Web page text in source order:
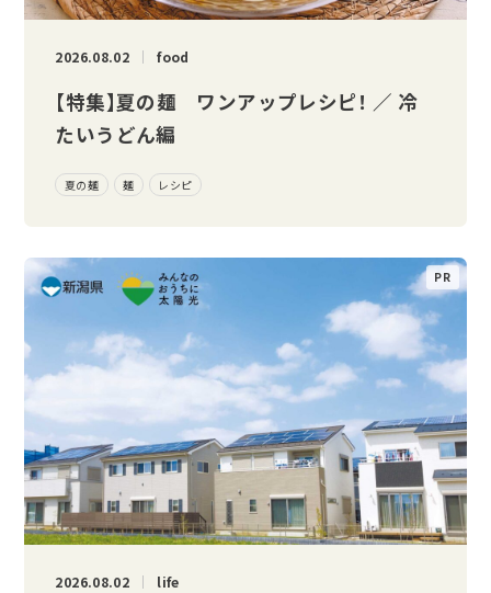
2026.08.02 food
【特集】夏の麺 ワンアップレシピ！ ／ 冷
たいうどん編
夏の麺 麺 レシピ
2026.08.02 life